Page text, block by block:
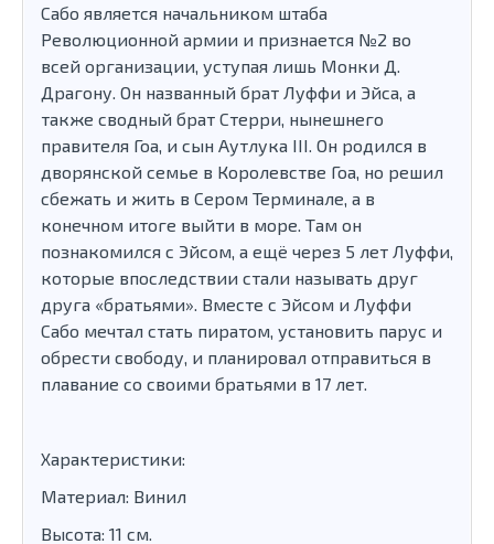
Сабо является начальником штаба
Революционной армии и признается №2 во
всей организации, уступая лишь Монки Д.
Драгону. Он названный брат Луффи и Эйсa, а
также сводный брат Стерри, нынешнего
правителя Гоа, и сын Аутлука III. Он родился в
дворянской семье в Королевстве Гоа, но решил
сбежать и жить в Сером Терминале, а в
конечном итоге выйти в море. Там он
познакомился с Эйсом, а ещё через 5 лет Луффи,
которые впоследствии стали называть друг
друга «братьями». Вместе с Эйсом и Луффи
Сабо мечтал стать пиратом, установить парус и
обрести свободу, и планировал отправиться в
плавание со своими братьями в 17 лет.
Характеристики:
Материал: Винил
Высота: 11 см.